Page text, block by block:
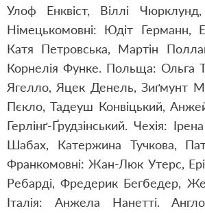
Улоф Енквіст, Віллі
Німецькомовні: Юдіт Германн,
Катя Петровська, Мартін
Корнелія Функе. Польща: Ольга
Ягелло, Яцек Денель, Зиґмунт
Пєкло, Тадеуш Конвіцький,
Герлінґ-Ґрудзінський. Чехія:
Шабах, Катержина Тучкова,
Франкомовні: Жан-Люк Утерс,
Ребарді, Фредерик Бегбедер,
Італія: Анжела Нанетті.